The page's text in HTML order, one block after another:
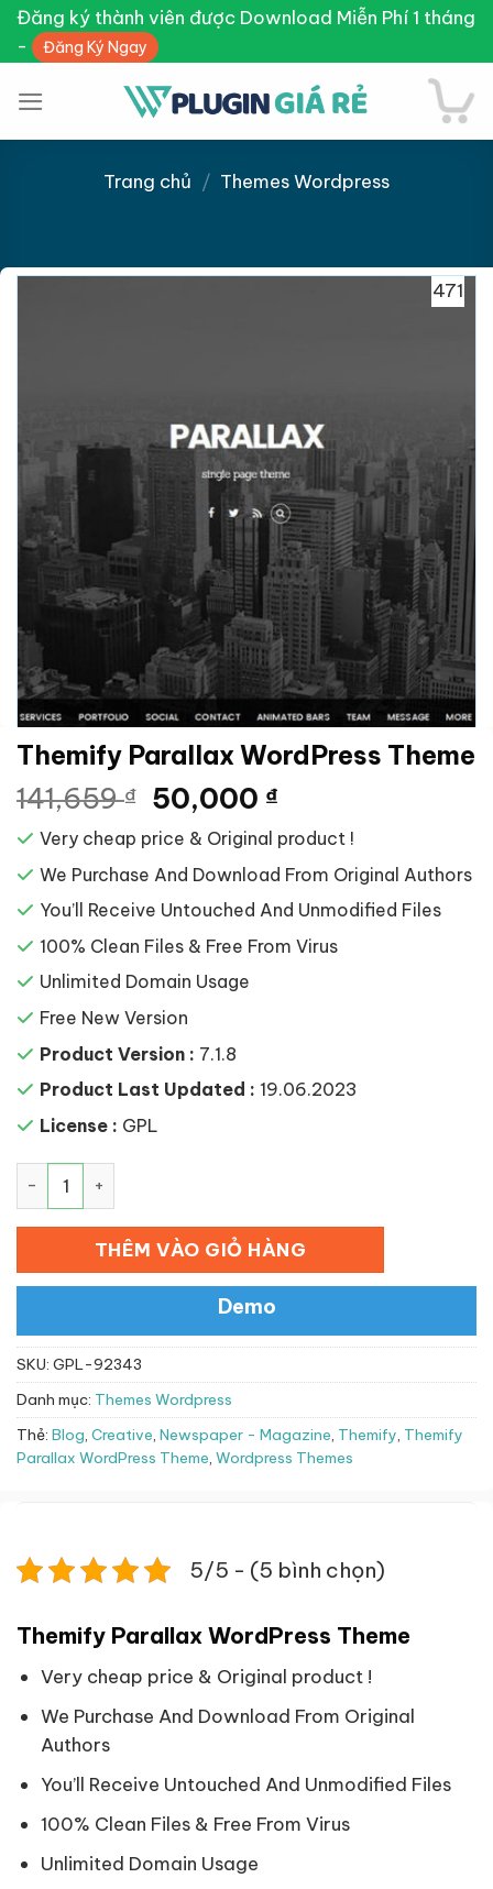
Skip
content
Đăng ký thành viên được Download Miễn Phí 1 tháng
-
Đăng Ký Ngay
Trang chủ / Themes Wordpress
471
Giảm giá!
Themify Parallax WordPress Theme
141,659₫ Giá
gốc
là:
141,659 ₫.
50,000 ₫Giá
hiện
tại
là:
50,000 ₫.
Very cheap price & Original product !
We Purchase And Download From Original Authors
You’ll Receive Untouched And Unmodified Files
100% Clean Files & Free From Virus
Unlimited Domain Usage
Free New Version
Product Version : 7.1.8
Product Last Updated : 19.06.2023
License : GPL
THÊM VÀO GIỎ HÀNG
Demo
SKU: GPL-92343
Danh mục: Themes Wordpress
Thẻ: Blog, Creative, Newspaper - Magazine, Themify, Themify
Parallax WordPress Theme, Wordpress Themes
5/5 - (5 bình chọn)
Themify Parallax WordPress Theme
Very cheap price & Original product !
We Purchase And Download From Original
Authors
You’ll Receive Untouched And Unmodified Files
100% Clean Files & Free From Virus
Unlimited Domain Usage